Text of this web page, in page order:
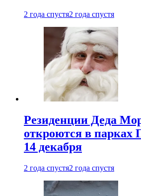
2 года спустя2 года спустя
Резиденции Деда
откроются в парках
14 декабря
2 года спустя2 года спустя